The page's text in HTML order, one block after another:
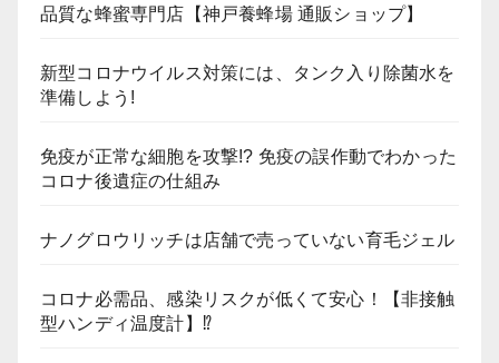
品質な蜂蜜専門店【神戸養蜂場 通販ショップ】
新型コロナウイルス対策には、タンク入り除菌水を
準備しよう!
免疫が正常な細胞を攻撃!? 免疫の誤作動でわかった
コロナ後遺症の仕組み
ナノグロウリッチは店舗で売っていない育毛ジェル
コロナ必需品、感染リスクが低くて安心！【非接触
型ハンディ温度計】⁉